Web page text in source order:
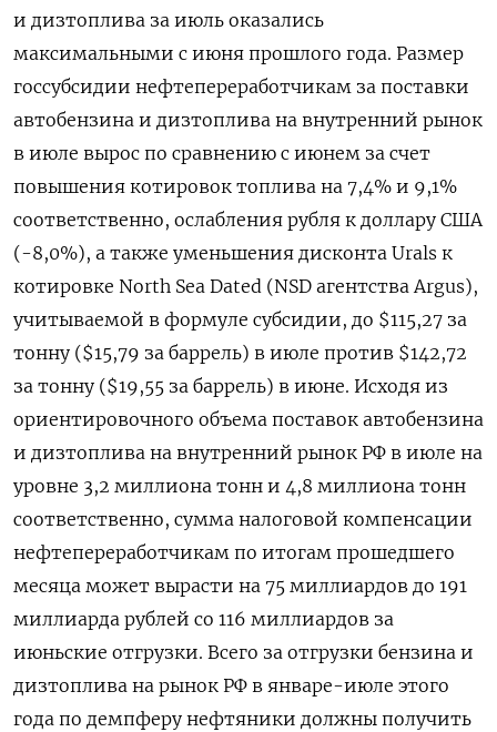
и дизтоплива за июль оказались
максимальными с июня прошлого года. Размер
госсубсидии нефтепереработчикам за поставки
автобензина и дизтоплива на внутренний рынок
в июле вырос по сравнению с июнем за счет
повышения котировок топлива на 7,4% и 9,1%
соответственно, ослабления рубля к доллару США
(-8,0%), а также уменьшения дисконта Urals к
котировке North Sea Dated (NSD агентства Argus),
учитываемой в формуле субсидии, до $115,27 за
тонну ($15,79 за баррель) в июле против $142,72
за тонну ($19,55 за баррель) в июне. Исходя из
ориентировочного объема поставок автобензина
и дизтоплива на внутренний рынок РФ в июле на
уровне 3,2 миллиона тонн и 4,8 миллиона тонн
соответственно, сумма налоговой компенсации
нефтепереработчикам по итогам прошедшего
месяца может вырасти на 75 миллиардов до 191
миллиарда рублей со 116 миллиардов за
июньские отгрузки. Всего за отгрузки бензина и
дизтоплива на рынок РФ в январе-июле этого
года по демпферу нефтяники должны получить